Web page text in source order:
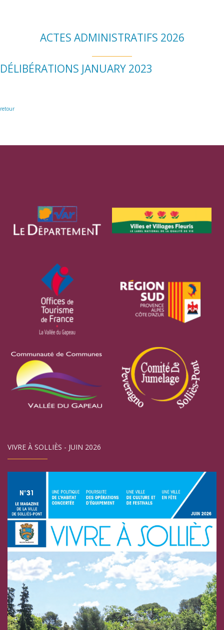
ACTES ADMINISTRATIFS 2026
DÉLIBÉRATIONS JANUARY 2023
retour
VIVRE À SOLLIÈS - JUIN 2026